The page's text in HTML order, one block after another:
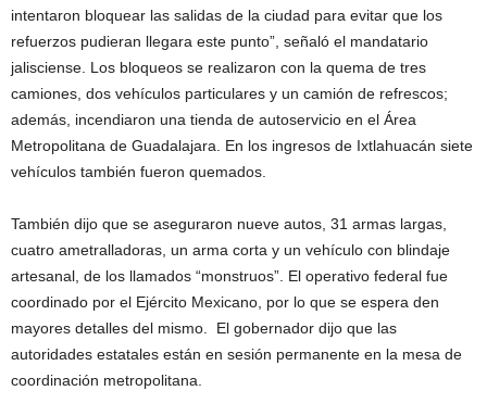
intentaron bloquear las salidas de la ciudad para evitar que los
refuerzos pudieran llegara este punto”, señaló el mandatario
jalisciense. Los bloqueos se realizaron con la quema de tres
camiones, dos vehículos particulares y un camión de refrescos;
además, incendiaron una tienda de autoservicio en el Área
Metropolitana de Guadalajara. En los ingresos de Ixtlahuacán siete
vehículos también fueron quemados.
También dijo que se aseguraron nueve autos, 31 armas largas,
cuatro ametralladoras, un arma corta y un vehículo con blindaje
artesanal, de los llamados “monstruos”. El operativo federal fue
coordinado por el Ejército Mexicano, por lo que se espera den
mayores detalles del mismo. El gobernador dijo que las
autoridades estatales están en sesión permanente en la mesa de
coordinación metropolitana.